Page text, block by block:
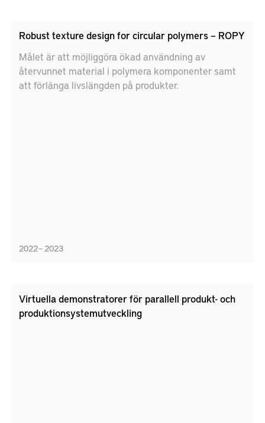
Robust texture design for circular polymers – ROPY
Målet är att möjliggöra ökad användning av
återvunnet material i polymera komponenter samt
att förlänga livslängden på produkter.
2022 – 2023
Virtuella demonstratorer för parallell produkt- och
produktionsystemutveckling